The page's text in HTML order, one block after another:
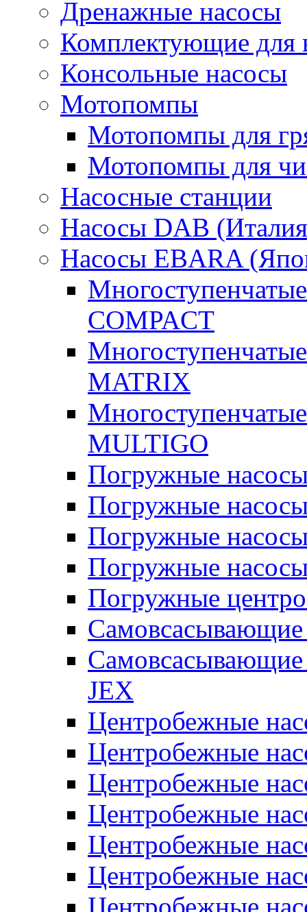
Дренажные насосы
Комплектующие для
Консольные насосы
Мотопомпы
Мотопомпы для
Мотопомпы для
Насосные станции
Насосы DAB
Насосы EBARA
COMPACT
MATRIX
MULTIGO
Погружные
Погружные
Погружные
Погружные
Погружные
Самовсасывающие
Самовсасывающие
JEX
Центробежные
Центробежные
Центробежные
Центробежные
Центробежные
Центробежные
Центробежные